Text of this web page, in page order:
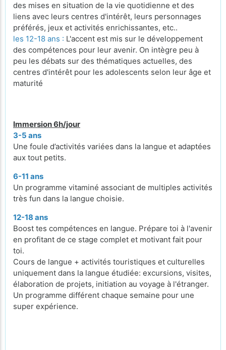
des mises en situation de la vie quotidienne et des
liens avec leurs centres d'intérêt, leurs personnages
préférés, jeux et activités enrichissantes, etc..
les 12-18 ans : L'accent est mis sur le développement
des compétences pour leur avenir. On intègre peu à
peu les débats sur des thématiques actuelles, des
centres d'intérêt pour les adolescents selon leur âge et
maturité
Immersion 6h/jour
3-5 ans
Une foule d’activités variées dans la langue et adaptées
aux tout petits.
6-11 ans
Un programme vitaminé associant de multiples activités
très fun dans la langue choisie.
12-18 ans
Boost tes compétences en langue. Prépare toi à l'avenir
en profitant de ce stage complet et motivant fait pour
toi.
Cours de langue + activités touristiques et culturelles
uniquement dans la langue étudiée: excursions, visites,
élaboration de projets, initiation au voyage à l'étranger.
Un programme différent chaque semaine pour une
super expérience.